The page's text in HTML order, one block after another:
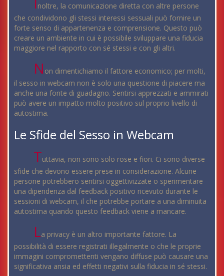
noltre, la comunicazione diretta con altre persone
che condividono gli stessi interessi sessuali può fornire un
forte senso di appartenenza e comprensione. Questo può
creare un ambiente in cui è possibile sviluppare una fiducia
maggiore nel rapporto con sé stessi e con gli altri.
N on dimentichiamo il fattore economico; per molti,
il sesso in webcam non è solo una questione di piacere ma
anche una fonte di guadagno. Sentirsi apprezzati e ammirati
può avere un impatto molto positivo sul proprio livello di
autostima.
Le Sfide del Sesso in Webcam
Tuttavia, non sono solo rose e fiori. Ci sono diverse
sfide che devono essere prese in considerazione. Alcune
persone potrebbero sentirsi oggettivizzate o sperimentare
una dipendenza dal feedback positivo ricevuto durante le
sessioni di webcam, il che potrebbe portare a una diminuita
autostima quando questo feedback viene a mancare.
La privacy è un altro importante fattore. La
possibilità di essere registrati illegalmente o che le proprie
immagini compromettenti vengano diffuse può causare una
significativa ansia ed effetti negativi sulla fiducia in sé stessi.